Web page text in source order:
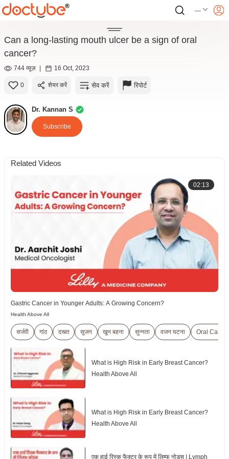
---
Can a long-lasting mouth ulcer be a sign of oral
cancer?
744 व्यूज़ | 16 Oct, 2023
0 शेयर करें सेव करें रिपोर्ट
Dr. Kannan S
Subscribe
Related Videos
02:13
Gastric Cancer in Younger Adults: A Growing Concern?
Health Above All
सर्जरी गांठ दस्त्त सूजन खून बहना सुन्नता वजन घटना Oral
What is High Risk in Early Breast Cancer?
Health Above All
What is High Risk in Early Breast Cancer?
Health Above All
एक हाई रिस्क फैक्टर के रूप में लिम्फ नोड्स | Lymph